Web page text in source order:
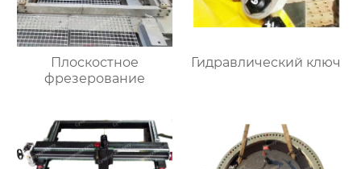
Плоскостное
фрезерование
Гидравлический ключ